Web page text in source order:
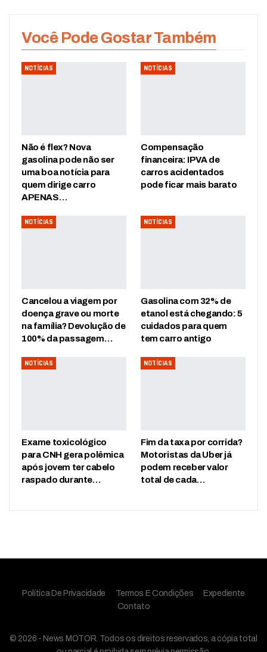
Você Pode Gostar Também
NOTÍCIAS
Não é flex? Nova
gasolina pode não ser
uma boa notícia para
quem dirige carro
APENAS…
NOTÍCIAS
Compensação
financeira: IPVA de
carros acidentados
pode ficar mais barato
NOTÍCIAS
Cancelou a viagem por
doença grave ou morte
na família? Devolução de
100% da passagem…
NOTÍCIAS
Gasolina com 32% de
etanol está chegando: 5
cuidados para quem
tem carro antigo
NOTÍCIAS
Exame toxicológico
para CNH gera polêmica
após jovem ter cabelo
raspado durante…
NOTÍCIAS
Fim da taxa por corrida?
Motoristas da Uber já
podem receber valor
total de cada…
Política De Privacidade Termos E Condições
Expediente
Contato
© 2026 - News MOTOR. Todos os direitos reservados, a cópia total